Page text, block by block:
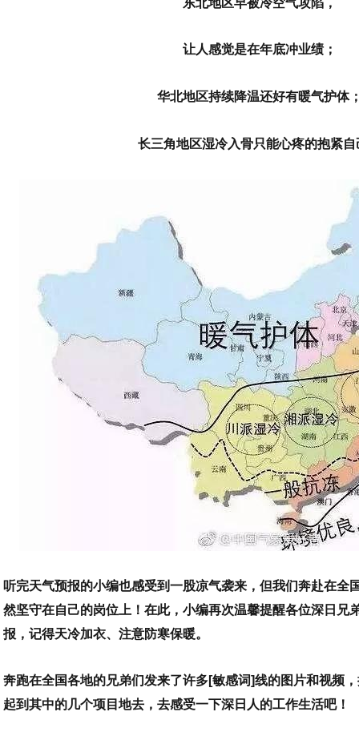
让人感觉是在年底冲业绩；
华北地区持续降温还好有暖气护体
长三角地区湿冷入骨只能心疼的抱紧自
听完天气预报的小编也感受到一股凉气袭来，但我们奔赴在全
然坚守在自己的岗位上！在此，小编再次温馨提醒各位深日兄
报，记得天冷加衣、注意防寒保暖。
奔跑在全国各地的兄弟们发来了许多[敏感词]线的图片和视频
起到其中的几个项目地去，去感受一下深日人的工作生活吧！